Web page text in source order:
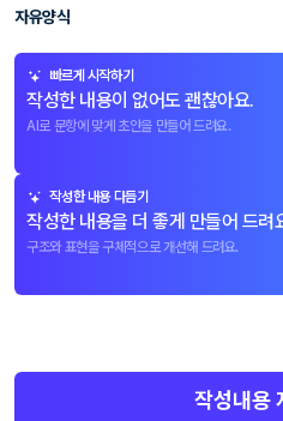
자유양식
빠르게 시작하기
작성한 내용이 없어도 괜찮아요.
AI로 문항에 맞게 초안을 만들어 드려요.
작성한 내용 다듬기
작성한 내용을 더 좋게 만들어 드려
구조와 표현을 구체적으로 개선해 드려요.
작성내용